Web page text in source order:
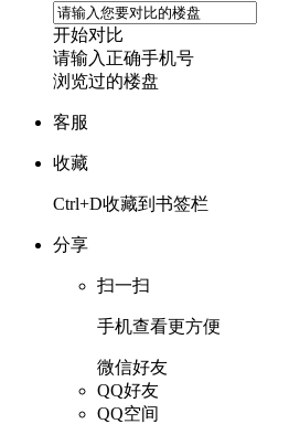
开始对比
请输入正确手机号
浏览过的楼盘
客服
收藏
Ctrl+D收藏到书签栏
分享
扫一扫
手机查看更方便
微信好友
QQ好友
QQ空间